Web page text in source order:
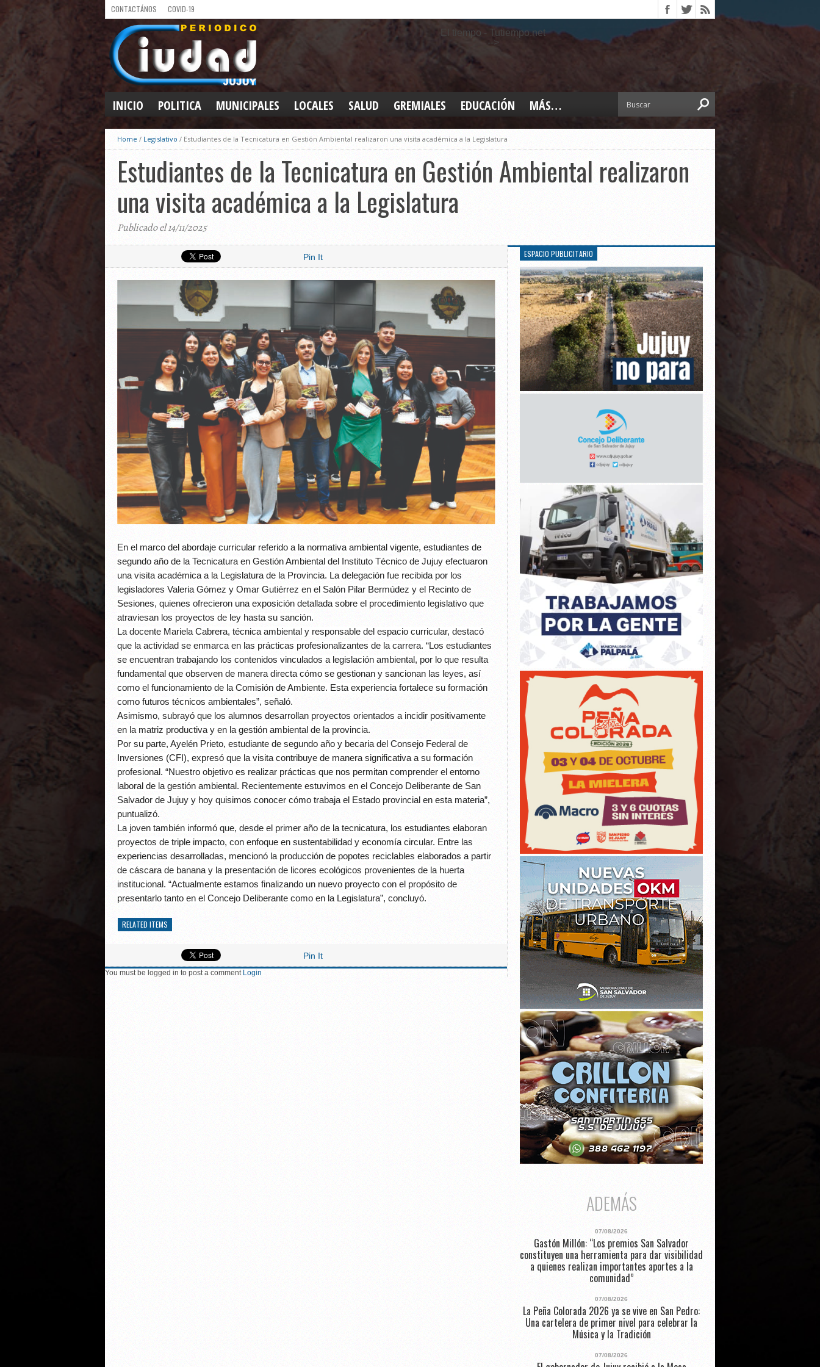
CONTACTÁNOS COVID-19
El tiempo - Tutiempo.net
-->
INICIO POLITICA MUNICIPALES LOCALES SALUD GREMIALES EDUCACIÓN MÁS…
INTERIOR
DEPORTES
ELECCIONES 2025
LEGISLATIVO
Home / Legislativo / Estudiantes de la Tecnicatura en Gestión Ambiental realizaron una visita académica a la Legislatura
Estudiantes de la Tecnicatura en Gestión Ambiental realizaron
una visita académica a la Legislatura
Publicado el 14/11/2025
Pin It
En el marco del abordaje curricular referido a la normativa ambiental vigente, estudiantes de
segundo año de la Tecnicatura en Gestión Ambiental del Instituto Técnico de Jujuy efectuaron
una visita académica a la Legislatura de la Provincia. La delegación fue recibida por los
legisladores Valeria Gómez y Omar Gutiérrez en el Salón Pilar Bermúdez y el Recinto de
Sesiones, quienes ofrecieron una exposición detallada sobre el procedimiento legislativo que
atraviesan los proyectos de ley hasta su sanción.
La docente Mariela Cabrera, técnica ambiental y responsable del espacio curricular, destacó
que la actividad se enmarca en las prácticas profesionalizantes de la carrera. “Los estudiantes
se encuentran trabajando los contenidos vinculados a legislación ambiental, por lo que resulta
fundamental que observen de manera directa cómo se gestionan y sancionan las leyes, así
como el funcionamiento de la Comisión de Ambiente. Esta experiencia fortalece su formación
como futuros técnicos ambientales”, señaló.
Asimismo, subrayó que los alumnos desarrollan proyectos orientados a incidir positivamente
en la matriz productiva y en la gestión ambiental de la provincia.
Por su parte, Ayelén Prieto, estudiante de segundo año y becaria del Consejo Federal de
Inversiones (CFI), expresó que la visita contribuye de manera significativa a su formación
profesional. “Nuestro objetivo es realizar prácticas que nos permitan comprender el entorno
laboral de la gestión ambiental. Recientemente estuvimos en el Concejo Deliberante de San
Salvador de Jujuy y hoy quisimos conocer cómo trabaja el Estado provincial en esta materia”,
puntualizó.
La joven también informó que, desde el primer año de la tecnicatura, los estudiantes elaboran
proyectos de triple impacto, con enfoque en sustentabilidad y economía circular. Entre las
experiencias desarrolladas, mencionó la producción de popotes reciclables elaborados a partir
de cáscara de banana y la presentación de licores ecológicos provenientes de la huerta
institucional. “Actualmente estamos finalizando un nuevo proyecto con el propósito de
presentarlo tanto en el Concejo Deliberante como en la Legislatura”, concluyó.
RELATED ITEMS
Pin It
You must be logged in to post a comment Login
ESPACIO PUBLICITARIO
ADEMÁS
07/08/2026
Gastón Millón: “Los premios San Salvador
constituyen una herramienta para dar visibilidad
a quienes realizan importantes aportes a la
comunidad”
07/08/2026
La Peña Colorada 2026 ya se vive en San Pedro:
Una cartelera de primer nivel para celebrar la
Música y la Tradición
07/08/2026